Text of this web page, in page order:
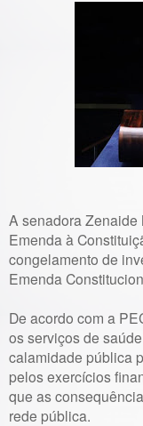
A senadora Zenaide
Emenda à
congelamento de
Emenda
De acordo com a
os serviços de
calamidade pública
pelos exercícios
que as
rede pública.